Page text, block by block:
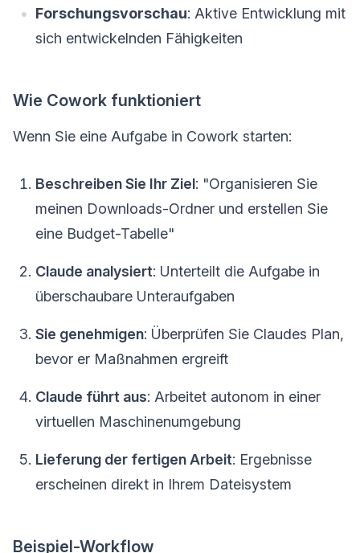
Forschungsvorschau: Aktive Entwicklung mit
sich entwickelnden Fähigkeiten
Wie Cowork funktioniert
Wenn Sie eine Aufgabe in Cowork starten:
Beschreiben Sie Ihr Ziel: "Organisieren Sie
meinen Downloads-Ordner und erstellen Sie
eine Budget-Tabelle"
Claude analysiert: Unterteilt die Aufgabe in
überschaubare Unteraufgaben
Sie genehmigen: Überprüfen Sie Claudes Plan,
bevor er Maßnahmen ergreift
Claude führt aus: Arbeitet autonom in einer
virtuellen Maschinenumgebung
Lieferung der fertigen Arbeit: Ergebnisse
erscheinen direkt in Ihrem Dateisystem
Beispiel-Workflow